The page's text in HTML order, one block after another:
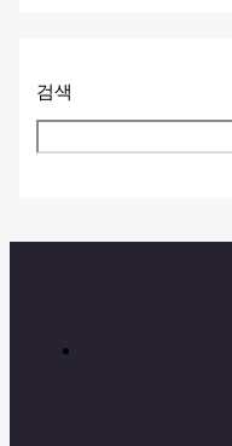
검색